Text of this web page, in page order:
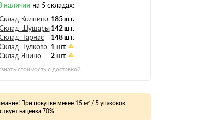
наличиина 5 складах:
Колпино 185 шт.
Шушары 142 шт.
Парнас
148 шт.
Пулково 1 шт.
Янино
2 шт.
стоимость с доставкой
При покупке менее 15 м² / 5 упаковок
наценка 70%